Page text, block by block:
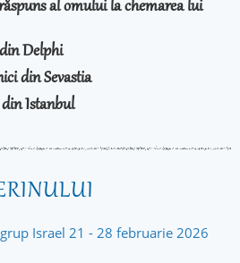
al omului la chemarea lui
Delphi
din Sevastia
Istanbul
Israel 21 - 28 februarie 2026